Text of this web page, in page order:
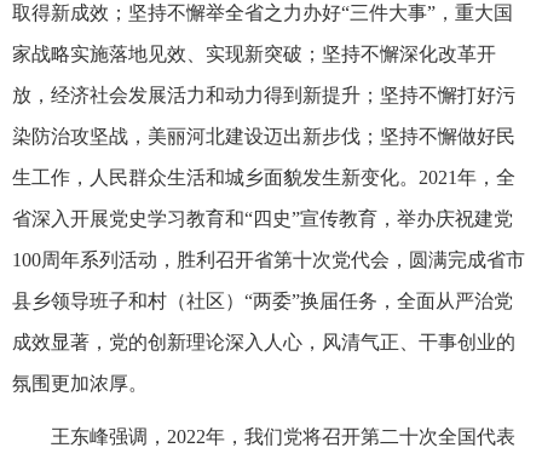
取得新成效；坚持不懈举全省之力办好“三件大事”，重大国
家战略实施落地见效、实现新突破；坚持不懈深化改革开
放，经济社会发展活力和动力得到新提升；坚持不懈打好污
染防治攻坚战，美丽河北建设迈出新步伐；坚持不懈做好民
生工作，人民群众生活和城乡面貌发生新变化。2021年，全
省深入开展党史学习教育和“四史”宣传教育，举办庆祝建党
100周年系列活动，胜利召开省第十次党代会，圆满完成省市
县乡领导班子和村（社区）“两委”换届任务，全面从严治党
成效显著，党的创新理论深入人心，风清气正、干事创业的
氛围更加浓厚。
王东峰强调，2022年，我们党将召开第二十次全国代表